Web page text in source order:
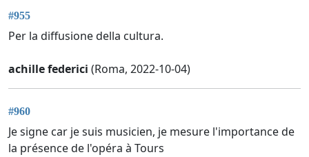
#955
Per la diffusione della cultura.
achille federici (Roma, 2022-10-04)
#960
Je signe car je suis musicien, je mesure l'importance de
la présence de l'opéra à Tours